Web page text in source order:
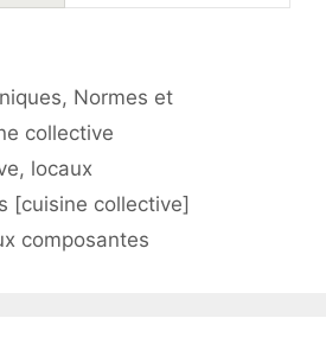
, Normes et
collective
, locaux
[cuisine collective]
composantes